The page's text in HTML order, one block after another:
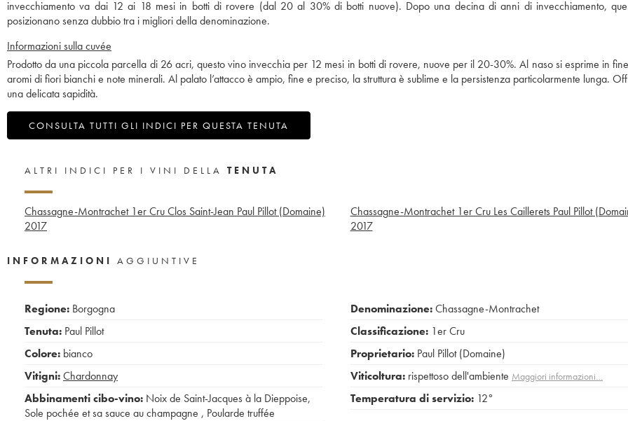
invecchiamento va dai 12 ai 18 mesi in botti di rovere (dal 20 al 30% di botti nuove). Dopo una decina di anni di invecchiamento,
posizionano senza dubbio tra i migliori della denominazione.
Informazioni sulla cuvée
Prodotto da una piccola parcella di 26 acri, questo vino invecchia per 12 mesi in botti di rovere, nuove per il 20-30%. Al naso si esprime in
aromi di fiori bianchi e note minerali. Al palato l’attacco è ampio, fine e preciso, la struttura è sublime e la persistenza particolarmente lunga.
una delicata sapidità.
CONSULTA TUTTI GLI INDICI PER QUESTA TENUTA
ALTRI INDICI PER I VINI DELLA TENUTA
Chassagne-Montrachet 1er Cru Clos Saint-Jean Paul Pillot (Domaine)
2017
Chassagne-Montrachet 1er Cru Les Caillerets Paul Pillot
2017
INFORMAZIONI AGGIUNTIVE
Regione: Borgogna
Tenuta: Paul Pillot
Colore: bianco
Vitigni:Chardonnay
Abbinamenti cibo-vino: Noix de Saint-Jacques à la Dieppoise,
Sole pochée et sa sauce au champagne , Poularde truffée
Denominazione:Chassagne-Montrachet
Classificazione: 1er Cru
Proprietario: Paul Pillot (Domaine)
Viticoltura: rispettoso dell'ambiente Maggiori informazioni…
Temperatura di servizio: 12°